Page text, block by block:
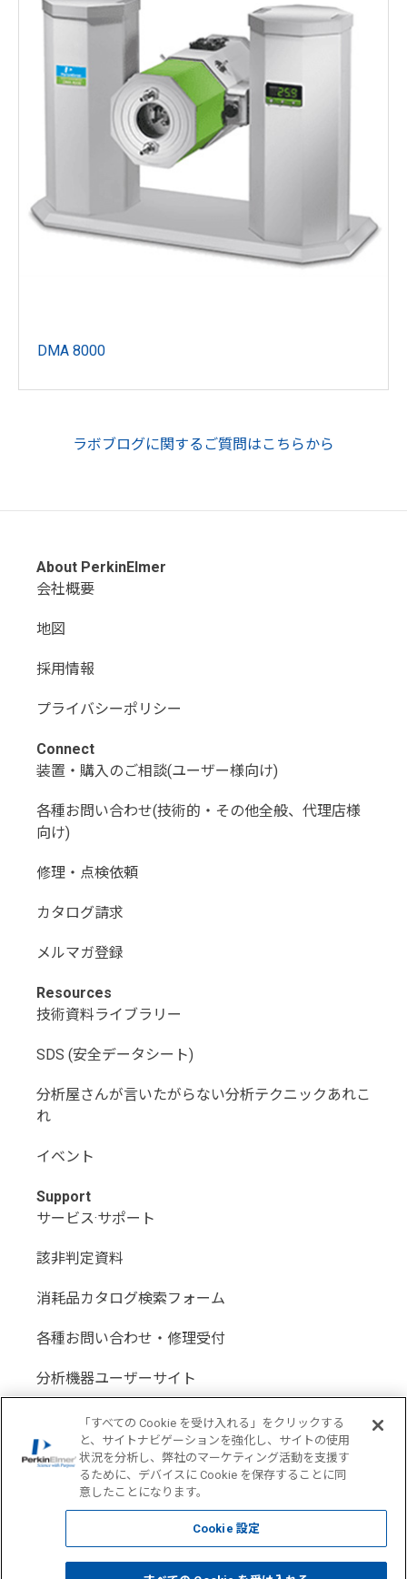
DMA 8000
ラボブログに関するご質問はこちらから
About PerkinElmer
会社概要
地図
採用情報
プライバシーポリシー
Connect
装置・購入のご相談(ユーザー様向け)
各種お問い合わせ(技術的・その他全般、代理店様
向け)
修理・点検依頼
カタログ請求
メルマガ登録
Resources
技術資料ライブラリー
SDS (安全データシート)
分析屋さんが言いたがらない分析テクニックあれこ
れ
イベント
Support
サービス·サポート
該非判定資料
消耗品カタログ検索フォーム
各種お問い合わせ・修理受付
分析機器ユーザーサイト
分析機器代理店サイト
Location: Japan(Change USA
COPYRIGHT © 1998-2026 PerkinElmer All Rights reserved
「すべての Cookie を受け入れる」をクリックする
と、サイトナビゲーションを強化し、サイトの使用
状況を分析し、弊社のマーケティング活動を支援す
るために、デバイスに Cookie を保存することに同
意したことになります。
Cookie 設定